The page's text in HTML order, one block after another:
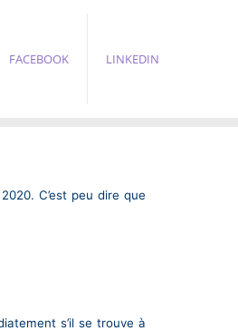
FACEBOOK LINKEDIN
C’est peu dire que
s’il se trouve à